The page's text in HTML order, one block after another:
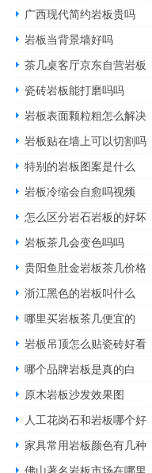
广西现代简约岩板贵吗
岩板当背景墙好吗
茶几桌客厅京东自营岩板
瓷砖岩板能打磨吗吗
岩板表面颗粒粗怎么解决
岩板贴在墙上可以切割吗
特别的岩板图案是什么
岩板冷缩会自愈吗视频
怎么区分岩石岩板的好坏
岩板茶几会变色吗吗
贵阳鱼肚金岩板茶几价格
浙江黑色的岩板叫什么
哪里买岩板茶几便宜的
岩板吊顶怎么贴瓷砖好看
哪个品牌岩板是真的白
原木岩板沙发效果图
人工花岗石和岩板哪个好
家具常用岩板颜色有几种
佛山著名岩板市场在哪里